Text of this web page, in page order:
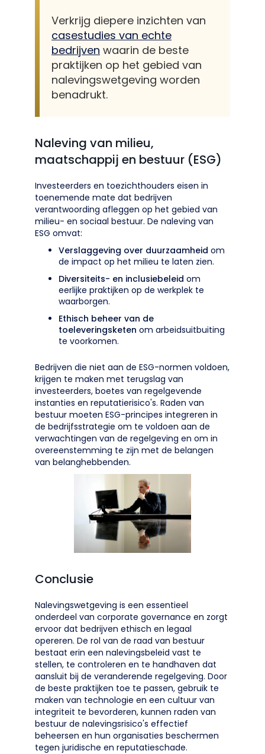
Verkrijg diepere inzichten van
casestudies van echte
bedrijven waarin de beste
praktijken op het gebied van
nalevingswetgeving worden
benadrukt.
Naleving van milieu,
maatschappij en bestuur (ESG)
Investeerders en toezichthouders eisen in
toenemende mate dat bedrijven
verantwoording afleggen op het gebied van
milieu- en sociaal bestuur. De naleving van
ESG omvat:
Verslaggeving over duurzaamheid om
de impact op het milieu te laten zien.
Diversiteits- en inclusiebeleid om
eerlijke praktijken op de werkplek te
waarborgen.
Ethisch beheer van de
toeleveringsketen om arbeidsuitbuiting
te voorkomen.
Bedrijven die niet aan de ESG-normen voldoen,
krijgen te maken met terugslag van
investeerders, boetes van regelgevende
instanties en reputatierisico's. Raden van
bestuur moeten ESG-principes integreren in
de bedrijfsstrategie om te voldoen aan de
verwachtingen van de regelgeving en om in
overeenstemming te zijn met de belangen
van belanghebbenden.
Conclusie
Nalevingswetgeving is een essentieel
onderdeel van corporate governance en zorgt
ervoor dat bedrijven ethisch en legaal
opereren. De rol van de raad van bestuur
bestaat erin een nalevingsbeleid vast te
stellen, te controleren en te handhaven dat
aansluit bij de veranderende regelgeving. Door
de beste praktijken toe te passen, gebruik te
maken van technologie en een cultuur van
integriteit te bevorderen, kunnen raden van
bestuur de nalevingsrisico's effectief
beheersen en hun organisaties beschermen
tegen juridische en reputatieschade.